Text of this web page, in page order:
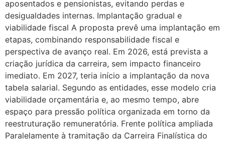
aposentados e pensionistas, evitando perdas e
desigualdades internas. Implantação gradual e
viabilidade fiscal A proposta prevê uma implantação em
etapas, combinando responsabilidade fiscal e
perspectiva de avanço real. Em 2026, está prevista a
criação jurídica da carreira, sem impacto financeiro
imediato. Em 2027, teria início a implantação da nova
tabela salarial. Segundo as entidades, esse modelo cria
viabilidade orçamentária e, ao mesmo tempo, abre
espaço para pressão política organizada em torno da
reestruturação remuneratória. Frente política ampliada
Paralelamente à tramitação da Carreira Finalística do